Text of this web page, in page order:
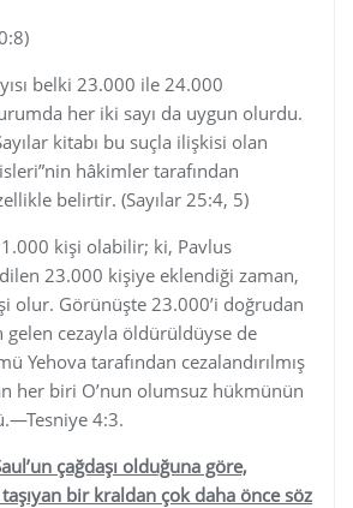
belki 23.000 ile 24.000
her iki sayı da uygun olurdu.
kitabı bu suçla ilişkisi olan
hâkimler tarafından
belirtir. (Sayılar 25:4, 5)
1.000 kişi olabilir; ki, Pavlus
23.000 kişiye eklendiği zaman,
olur. Görünüşte 23.000’i doğrudan
gelen cezayla öldürüldüyse de
Yehova tarafından cezalandırılmış
her biri O’nun olumsuz hükmünün
4:3.
çağdaşı olduğuna göre,
taşıyan bir kraldan çok daha önce söz